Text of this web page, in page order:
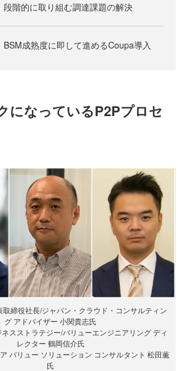
段階的に取り組む調達課題の解決
BSM成熟度に即して進めるCoupa導入
になっているP2Pプロセ
締役社長/ジャパン・クラウド・コンサルティン
グ アドバイザー 小関貴志氏
スストラテジー/バリューエンジニアリング ディ
レクター 鶴岡信介氏
バリュー ソリューション コンサルタント 松田薫
氏